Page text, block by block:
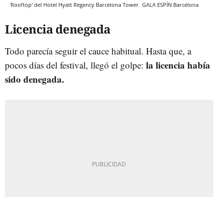
'Rooftop' del Hotel Hyatt Regency Barcelona Tower GALA ESPÍN Barcelona
Licencia denegada
Todo parecía seguir el cauce habitual. Hasta que, a
pocos días del festival, llegó el golpe: la licencia había
sido denegada.